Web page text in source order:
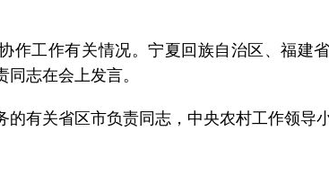
工作有关情况。宁夏回族自治区、福建
志在会上发言。
关省区市负责同志，中央农村工作领导小